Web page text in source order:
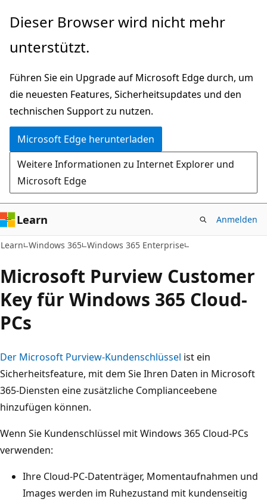
Zu
wechseln
Dieser Browser wird nicht mehr
unterstützt.
Führen Sie ein Upgrade auf Microsoft Edge durch, um
die neuesten Features, Sicherheitsupdates und den
technischen Support zu nutzen.
Microsoft Edge herunterladen
Weitere Informationen zu Internet Explorer und
Microsoft Edge
Learn Anmelden
Learn Windows 365 Windows 365 Enterprise
Microsoft Purview Customer
Key für Windows 365 Cloud-
PCs
Der Microsoft Purview-Kundenschlüssel ist ein
Sicherheitsfeature, mit dem Sie Ihren Daten in Microsoft
365-Diensten eine zusätzliche Complianceebene
hinzufügen können.
Wenn Sie Kundenschlüssel mit Windows 365 Cloud-PCs
verwenden:
Ihre Cloud-PC-Datenträger, Momentaufnahmen und
Images werden im Ruhezustand mit kundenseitig